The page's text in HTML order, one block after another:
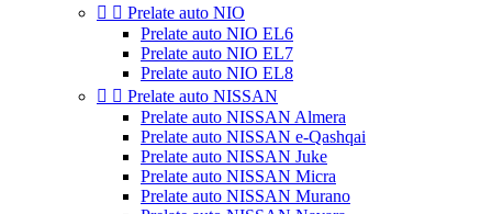
  Prelate auto NIO
Prelate auto NIO EL6
Prelate auto NIO EL7
Prelate auto NIO EL8
  Prelate auto NISSAN
Prelate auto NISSAN Almera
Prelate auto NISSAN e-Qashqai
Prelate auto NISSAN Juke
Prelate auto NISSAN Micra
Prelate auto NISSAN Murano